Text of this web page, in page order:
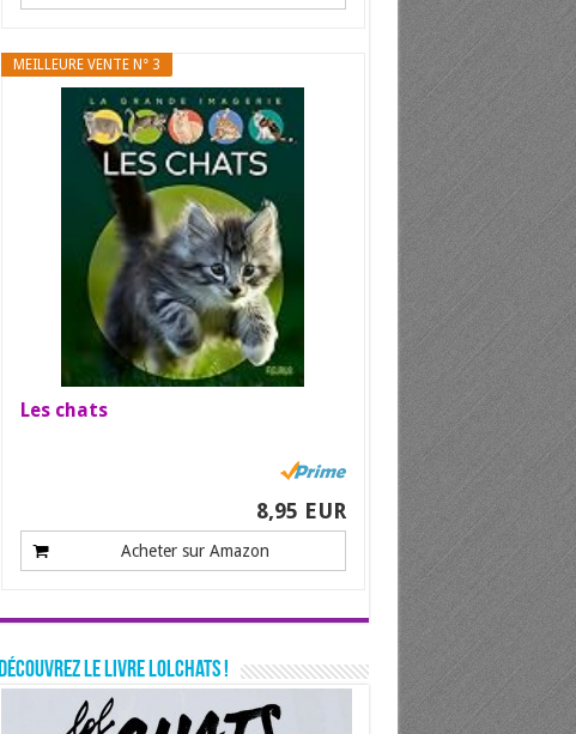
MEILLEURE VENTE N° 3
Les chats
8,95 EUR
Acheter sur Amazon
Découvrez le livre LolChats !